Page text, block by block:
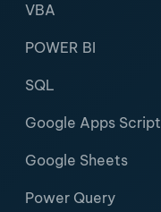
VBA
POWER BI
SQL
Google Apps Script
Google Sheets
Power Query